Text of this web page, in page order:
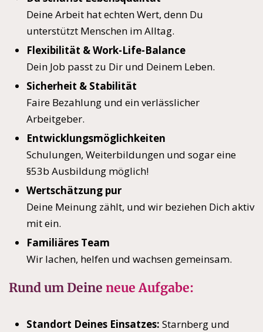
Deine Arbeit hat echten Wert, denn Du
unterstützt Menschen im Alltag.
Flexibilität & Work-Life-Balance
Dein Job passt zu Dir und Deinem Leben.
Sicherheit & Stabilität
Faire Bezahlung und ein verlässlicher
Arbeitgeber.
Entwicklungsmöglichkeiten
Schulungen, Weiterbildungen und sogar eine
§53b Ausbildung möglich!
Wertschätzung pur
Deine Meinung zählt, und wir beziehen Dich aktiv
mit ein.
Familiäres Team
Wir lachen, helfen und wachsen gemeinsam.
Rund um Deine neue Aufgabe:
Standort Deines Einsatzes: Starnberg und